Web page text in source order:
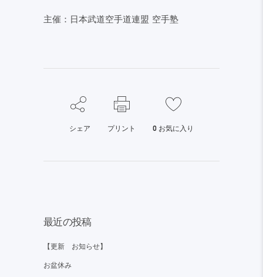
主催：日本武道空手道連盟 空手塾
シェア プリント 0お気に入り
最近の投稿
【更新 お知らせ】
お盆休み